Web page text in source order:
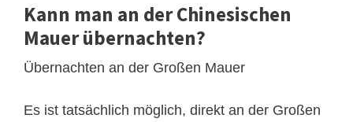
Kann man an der Chinesischen
Mauer übernachten?
Übernachten an der Großen Mauer
Es ist tatsächlich möglich, direkt an der Großen